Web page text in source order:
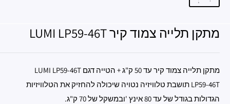
מתקן תלייה צמוד קיר LUMI LP59-46T
מתקן תלייה צמוד קיר עד 50 ק"ג + הטייה דגם LUMI LP59-46T
LP59-46T תושבת טלוויזיה נטויה שיכולה להחזיק את הטלוויזיות
הגדולות בגודל של עד 80 אינץ 'ובמשקל של 70 ק"ג.